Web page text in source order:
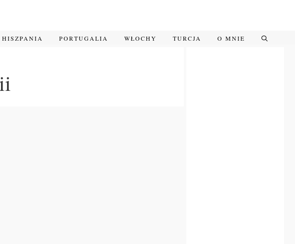
HISZPANIA PORTUGALIA WŁOCHY TURCJA O MNIE